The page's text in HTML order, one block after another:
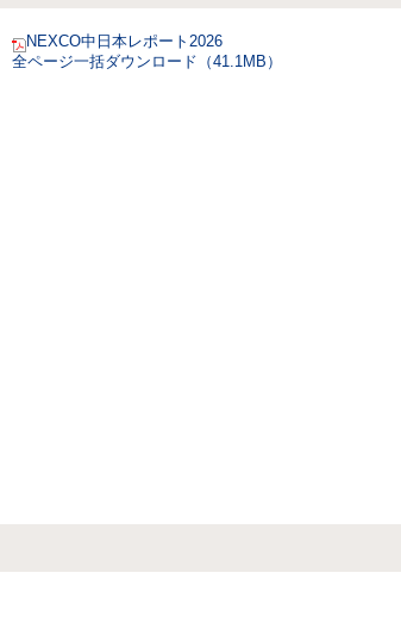
NEXCO中日本レポート2026
全ページ一括ダウンロード（41.1MB）